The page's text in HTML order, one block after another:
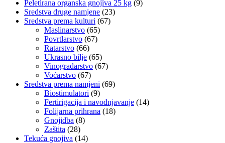
Peletirana organska gnojiva 25 kg (9)
Sredstva druge namjene (23)
Sredstva prema kulturi (67)
Maslinarstvo (65)
Povrtlarstvo (67)
Ratarstvo (66)
Ukrasno bilje (65)
Vinogradarstvo (67)
Voćarstvo (67)
Sredstva prema namjeni (69)
Biostimulatori (9)
Fertirigacija i navodnjavanje (14)
Folijarna prihrana (18)
Gnojidba (8)
Zaštita (28)
Tekuća gnojiva (14)